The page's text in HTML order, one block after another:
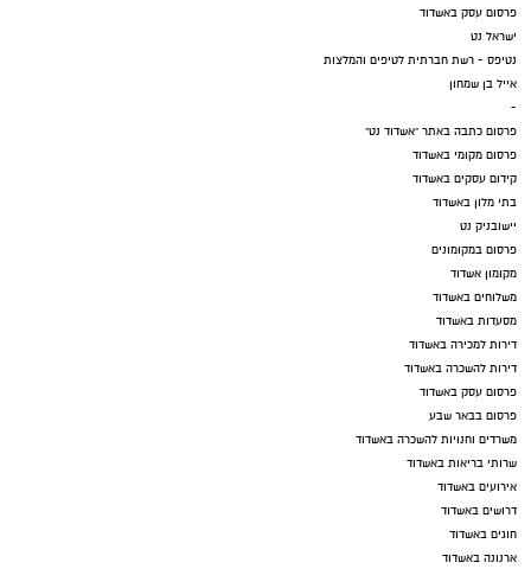
פרסום עסק באשדוד
ישראל נט
נטיפס - רשת חברתית לטיפים והמלצות
אייל בן שמחון
-
פרסום כתבה באתר "אשדוד נט"
פרסום מקומי באשדוד
קידום עסקים באשדוד
בתי מלון באשדוד
יישובניק נט
פרסום במקומונים
מקומון אשדוד
משלוחים באשדוד
מסעדות באשדוד
דירות למכירה באשדוד
דירות להשכרה באשדוד
פרסום עסק באשדוד
פרסום בבאר שבע
משרדים וחנויות להשכרה באשדוד
שרותי בריאות באשדוד
אירועים באשדוד
דרושים באשדוד
חוגים באשדוד
ארנונה באשדוד